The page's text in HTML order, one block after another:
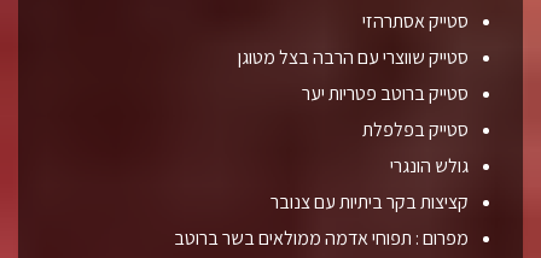
סטייק אסתרהזי
סטייק שווצרי עם הרבה בצל מטוגן
סטייק ברוטב פטריות יער
סטייק בפלפלת
גולש הונגרי
קציצות בקר ביתיות עם צנובר
מפרום : תפוחי אדמה ממולאים בשר ברוטב